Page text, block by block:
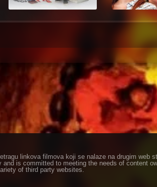
linkova filmova koji se nalaze na drugim web
is committed to meeting the needs of content
of third party websites.